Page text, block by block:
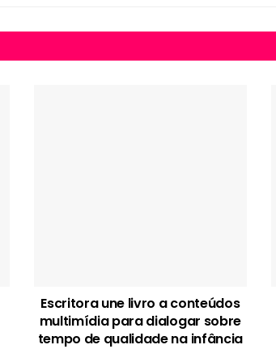
Escritora une livro a conteúdos
multimídia para dialogar sobre
tempo de qualidade na infância